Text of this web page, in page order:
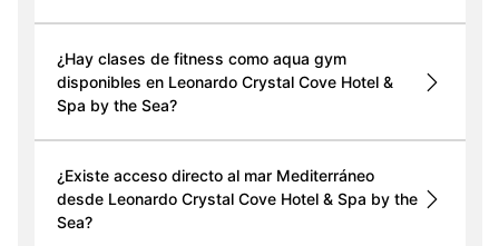
¿Hay clases de fitness como aqua gym
disponibles en Leonardo Crystal Cove Hotel &
Spa by the Sea?
¿Existe acceso directo al mar Mediterráneo
desde Leonardo Crystal Cove Hotel & Spa by the
Sea?